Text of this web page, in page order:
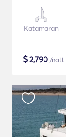
Katamaran
$2,790 /natt